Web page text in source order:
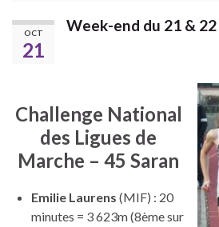
OCT
21
Week-end du 21 &
Challenge National
des Ligues de
Marche – 45 Saran
Emilie Laurens (MIF) : 20
minutes = 3 623m (8ème sur